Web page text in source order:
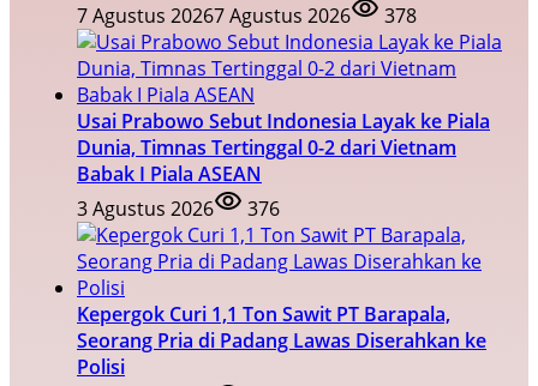
7 Agustus 20267 Agustus 2026 378
Usai Prabowo Sebut Indonesia Layak ke Piala
Dunia, Timnas Tertinggal 0-2 dari Vietnam
Babak I Piala ASEAN
3 Agustus 2026
376
Kepergok Curi 1,1 Ton Sawit PT Barapala,
Seorang Pria di Padang Lawas Diserahkan ke
Polisi